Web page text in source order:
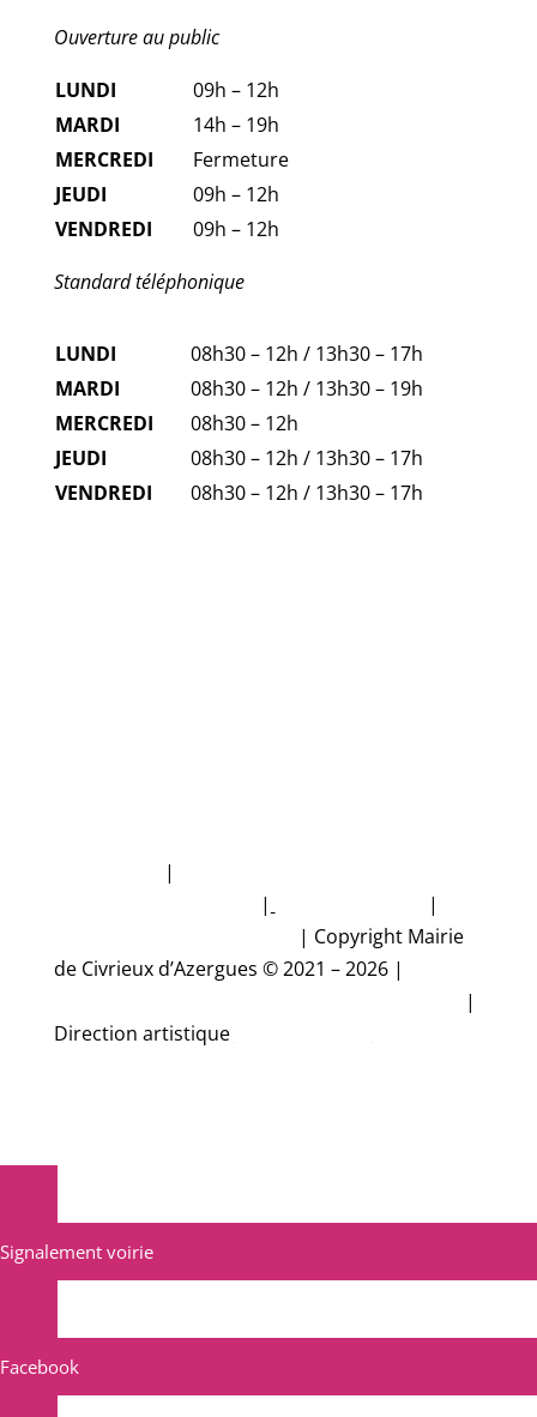
Ouverture au public
LUNDI
09h – 12h
MARDI
14h – 19h
MERCREDI
Fermeture
JEUDI
09h – 12h
VENDREDI
09h – 12h
Standard téléphonique
LUNDI
08h30 – 12h / 13h30 – 17h
MARDI
08h30 – 12h / 13h30 – 19h
MERCREDI
08h30 – 12h
JEUDI
08h30 – 12h / 13h30 – 17h
VENDREDI
08h30 – 12h / 13h30 – 17h
|
|
|
| Copyright Mairie
de Civrieux d’Azergues © 2021 – 2026 |
|
Direction artistique
Signalement voirie
Facebook